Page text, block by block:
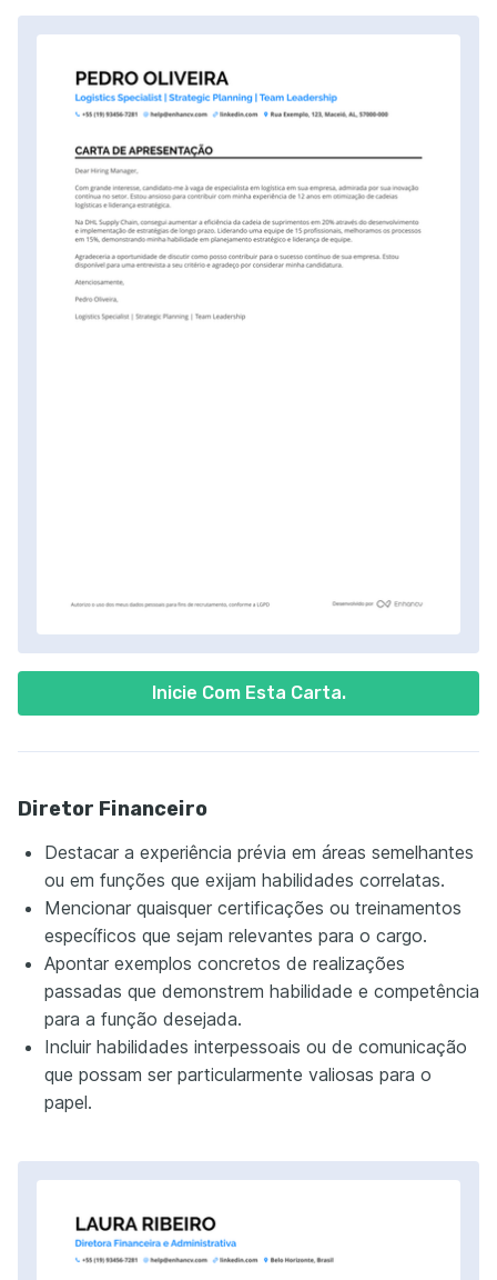
Inicie Com Esta Carta.
Diretor Financeiro
Destacar a experiência prévia em áreas semelhantes
ou em funções que exijam habilidades correlatas.
Mencionar quaisquer certificações ou treinamentos
específicos que sejam relevantes para o cargo.
Apontar exemplos concretos de realizações
passadas que demonstrem habilidade e competência
para a função desejada.
Incluir habilidades interpessoais ou de comunicação
que possam ser particularmente valiosas para o
papel.